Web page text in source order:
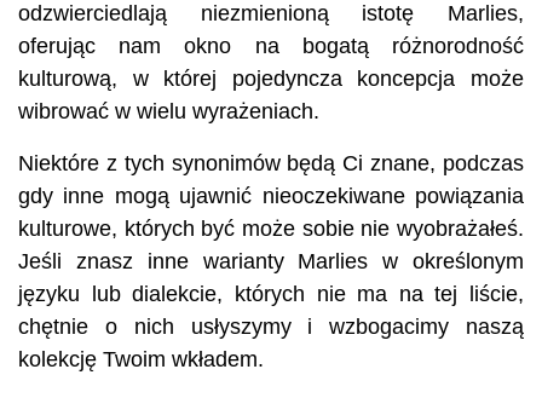
odzwierciedlają niezmienioną istotę Marlies,
oferując nam okno na bogatą różnorodność
kulturową, w której pojedyncza koncepcja może
wibrować w wielu wyrażeniach.
Niektóre z tych synonimów będą Ci znane, podczas
gdy inne mogą ujawnić nieoczekiwane powiązania
kulturowe, których być może sobie nie wyobrażałeś.
Jeśli znasz inne warianty Marlies w określonym
języku lub dialekcie, których nie ma na tej liście,
chętnie o nich usłyszymy i wzbogacimy naszą
kolekcję Twoim wkładem.